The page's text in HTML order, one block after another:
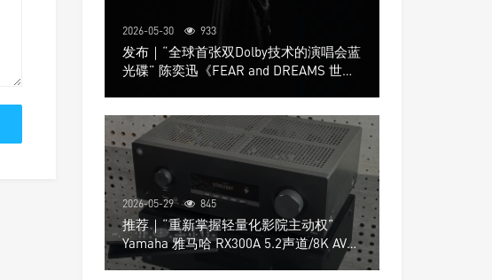
2026-05-30 933
发布｜“全球首张双Dolby技术的演唱会蓝
光碟” 陈奕迅《FEAR and DREAMS 世界
2026-05-29 845
推荐｜“重新掌握轻量化影院主动权”
Yamaha 雅马哈 RX300A 5.2声道/8K AV放
大器